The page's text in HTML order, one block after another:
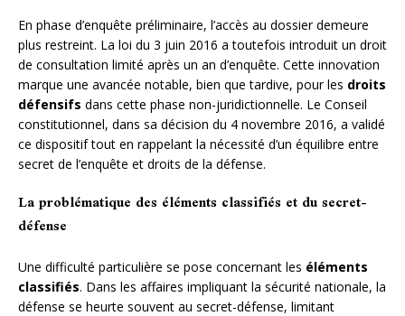
En phase d’enquête préliminaire, l’accès au dossier demeure
plus restreint. La loi du 3 juin 2016 a toutefois introduit un droit
de consultation limité après un an d’enquête. Cette innovation
marque une avancée notable, bien que tardive, pour les droits
défensifs dans cette phase non-juridictionnelle. Le Conseil
constitutionnel, dans sa décision du 4 novembre 2016, a validé
ce dispositif tout en rappelant la nécessité d’un équilibre entre
secret de l’enquête et droits de la défense.
La problématique des éléments classifiés et du secret-
défense
Une difficulté particulière se pose concernant les éléments
classifiés. Dans les affaires impliquant la sécurité nationale, la
défense se heurte souvent au secret-défense, limitant